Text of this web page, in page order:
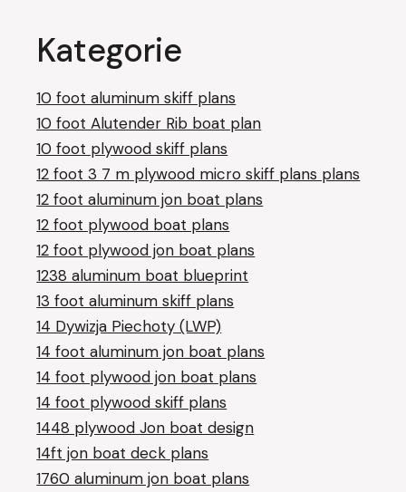
Kategorie
10 foot aluminum skiff plans
10 foot Alutender Rib boat plan
10 foot plywood skiff plans
12 foot 3 7 m plywood micro skiff plans plans
12 foot aluminum jon boat plans
12 foot plywood boat plans
12 foot plywood jon boat plans
1238 aluminum boat blueprint
13 foot aluminum skiff plans
14 Dywizja Piechoty (LWP)
14 foot aluminum jon boat plans
14 foot plywood jon boat plans
14 foot plywood skiff plans
1448 plywood Jon boat design
14ft jon boat deck plans
1760 aluminum jon boat plans